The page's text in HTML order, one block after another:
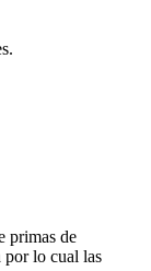
primas de
por lo cual las